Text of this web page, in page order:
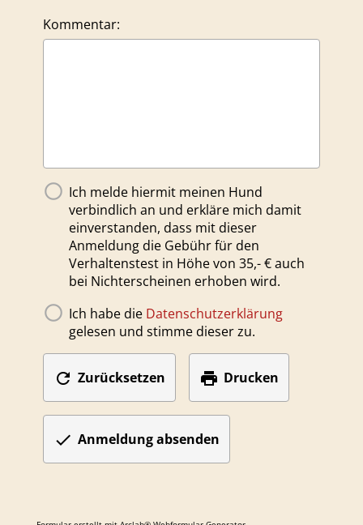
Kommentar:
Ich melde hiermit meinen Hund
verbindlich an und erkläre mich damit
einverstanden, dass mit dieser
Anmeldung die Gebühr für den
Verhaltenstest in Höhe von 35,- € auch
bei Nichterscheinen erhoben wird.
Ich habe die Datenschutzerklärung
gelesen und stimme dieser zu.
 Zurücksetzen  Drucken
 Anmeldung absenden